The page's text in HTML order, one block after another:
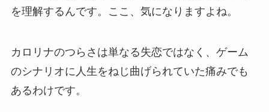
を理解するんです。ここ、気になりますよね。
カロリナのつらさは単なる失恋ではなく、ゲーム
のシナリオに人生をねじ曲げられていた痛みでも
あるわけです。